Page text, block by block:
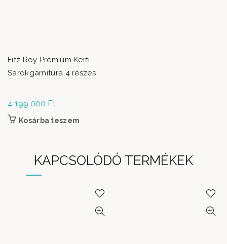
Fitz Roy Prémium Kerti
Sarokgarnitúra 4 részes
4 199 000 Ft
Kosárba teszem
KAPCSOLÓDÓ TERMÉKEK